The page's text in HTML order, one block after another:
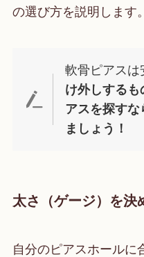
の選び方を説明します。
軟骨ピアスは
け外しする
アスを探すな
ましょう！
太さ（ゲージ）を決
自分のピアスホールに